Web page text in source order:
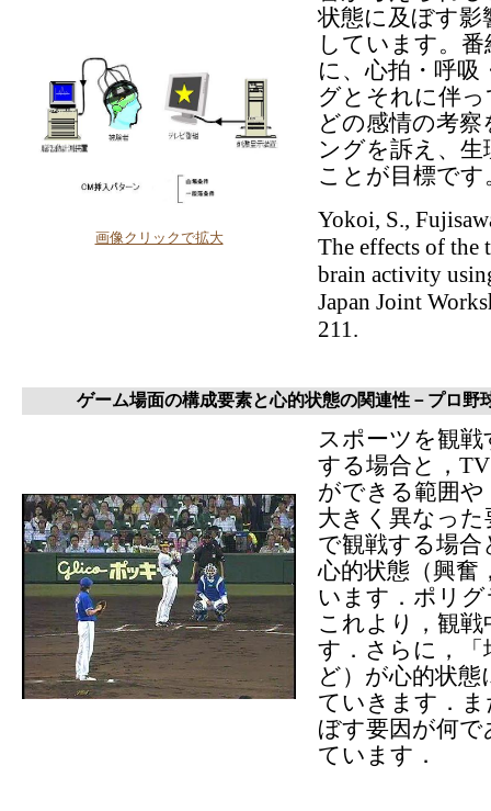
画像クリックで拡大
状態に及ぼす
しています。
に、心拍・呼
グとそれに伴
どの感情の考
ングを訴え、
ことが目標です
Yokoi, S.,
The effects of
brain activity
Japan Joint
211.
ゲーム場面の構成要素と心的状態の関連性－プロ野
スポーツを観
する場合と，
ができる範囲
大きく異なっ
で観戦する場
心的状態（興奮
います．ポリ
これより，観
す．さらに，「
ど）が心的状
ていきます．
ぼす要因が何
ています．